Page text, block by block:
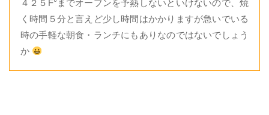
４２５F°までオーブンを予熱しないといけないので、焼
く時間５分と言えど少し時間はかかりますが急いでいる
時の手軽な朝食・ランチにもありなのではないでしょう
か